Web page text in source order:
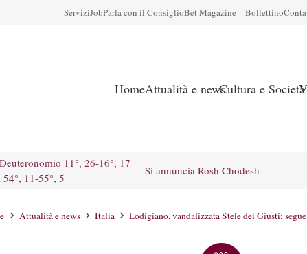
ServiziJobParla con il ConsiglioBet Magazine – Bollettino
HomeAttualità e newsCultura e Società
11°, 26-16°, 17
11-55°, 5
Si annuncia Rosh Chodesh
Attualità e news Italia Lodigiano, vandalizzata Stele dei Giusti;